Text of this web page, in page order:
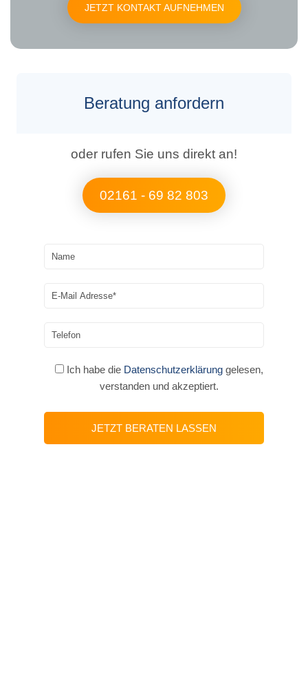
JETZT KONTAKT AUFNEHMEN
Beratung anfordern
oder rufen Sie uns direkt an!
02161 - 69 82 803
Ich habe die Datenschutzerklärung gelesen,
verstanden und akzeptiert.